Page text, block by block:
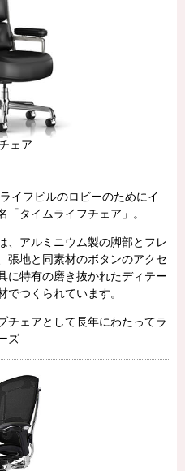
ェア
イフビルのロビーのためにイ
タイムライフチェア」。
、アルミニウム製の脚部とフレ
張地と同素材のボタンのアクセ
に特有の磨き抜かれたディテー
つくられています。
チェアとして長年にわたってラ
ズ